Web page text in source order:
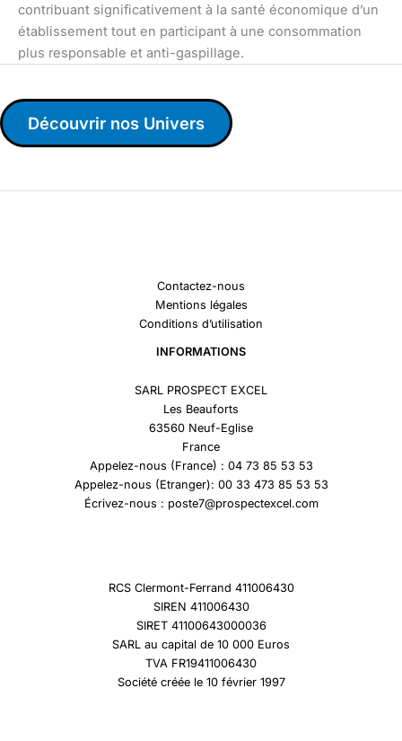
contribuant significativement à la santé économique d’un
établissement tout en participant à une consommation
plus responsable et anti-gaspillage.
Découvrir nos Univers
Contactez-nous
Mentions légales
Conditions d’utilisation
INFORMATIONS
SARL PROSPECT EXCEL
Les Beauforts
63560 Neuf-Eglise
France
Appelez-nous (France) : 04 73 85 53 53
Appelez-nous (Etranger): 00 33 473 85 53 53
Écrivez-nous : poste7@prospectexcel.com
RCS Clermont-Ferrand 411006430
SIREN 411006430
SIRET 41100643000036
SARL au capital de 10 000 Euros
TVA FR19411006430
Société créée le 10 février 1997